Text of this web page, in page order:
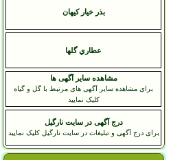
بذر خیار کیهان
عطاري گلها
مشاهده سایر آگهی ها
برای مشاهده سایر آگهی های مرتبط با گل و گیاه
کلیک نمایید
درج آگهی در سایت نارگیل
برای درج آگهی و تبلیغات در سایت نارگیل کلیک نمایید